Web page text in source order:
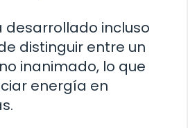
desarrollado incluso
distinguir entre un
inanimado, lo que
energía en